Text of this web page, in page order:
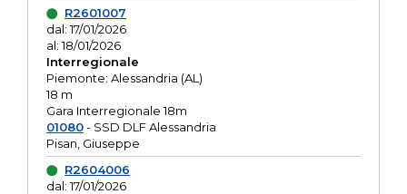
R2601007
dal: 17/01/2026
al: 18/01/2026
Interregionale
Piemonte: Alessandria (AL)
18 m
Gara Interregionale 18m
01080- SSD DLF Alessandria
Pisan, Giuseppe
R2604006
dal: 17/01/2026